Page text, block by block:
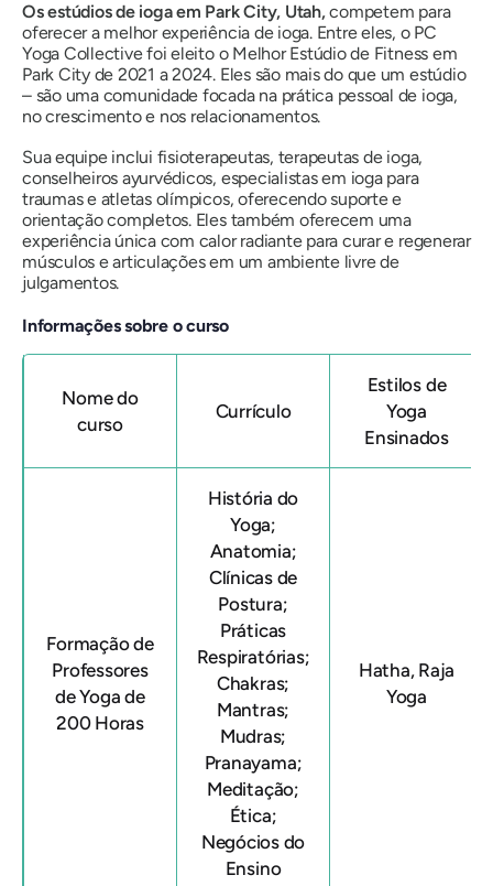
Os estúdios de ioga em Park City, Utah,competem para
oferecer a melhor experiência de ioga. Entre eles, o PC
Yoga Collective foi eleito o Melhor Estúdio de Fitness em
Park City de 2021 a 2024. Eles são mais do que um estúdio
– são uma comunidade focada na prática pessoal de ioga,
no crescimento e nos relacionamentos.
Sua equipe inclui fisioterapeutas, terapeutas de ioga,
conselheiros ayurvédicos, especialistas em ioga para
traumas e atletas olímpicos, oferecendo suporte e
orientação completos. Eles também oferecem uma
experiência única com calor radiante para curar e regenerar
músculos e articulações em um ambiente livre de
julgamentos.
Informações sobre o curso
Nome do
curso
Currículo
Estilos de
Yoga
Ensinados
Formação de
Professores
de Yoga de
200 Horas
História do
Yoga;
Anatomia;
Clínicas de
Postura;
Práticas
Respiratórias;
Chakras;
Mantras;
Mudras;
Pranayama;
Meditação;
Ética;
Negócios do
Ensino
Hatha, Raja
Yoga